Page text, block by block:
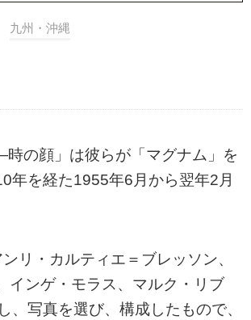
九州・沖縄
の顔」は彼らが「マグナム」を
年を経た1955年6月から翌年2月
リ・カルティエ＝ブレッソン、
インゲ・モラス、マルク・リブ
写真を選び、構成したもので、